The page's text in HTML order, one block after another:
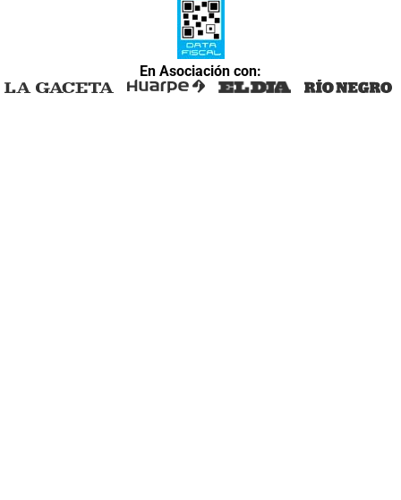
En Asociación con: